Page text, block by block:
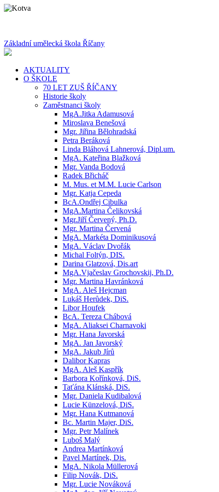
Základní umělecká škola Říčany
AKTUALITY
O ŠKOLE
70 LET ZUŠ ŘÍČANY
Historie školy
Zaměstnanci školy
MgA.Jitka Adamusová
Miroslava Benešová
Mgr. Jiřina Bělohradská
Petra Beráková
Linda Bláhová Lahnerová, Dipl.um.
MgA. Kateřina Blažková
Mgr. Vanda Bodová
Radek Břicháč
M. Mus. et M.M. Lucie Carlson
Mgr. Katja Cepeda
BcA.Ondřej Cibulka
MgA.Martina Čelikovská
Mgr.Jiří Červený, Ph.D.
Mgr. Martina Červená
MgA. Markéta Dominikusová
MgA. Václav Dvořák
Michal Foltýn, DIS.
Darina Glatzová, Dis.art
MgA.Vjačeslav Grochovskij, Ph.D.
Mgr. Martina Havránková
MgA. Aleš Hejcman
Lukáš Herůdek, DiS.
Libor Houfek
BcA. Tereza Chábová
MgA. Aliaksei Charnavoki
Mgr. Hana Javorská
MgA. Jan Javorský
MgA. Jakub Jírů
Dalibor Kapras
MgA. Aleš Kaspřík
Barbora Kořínková, DiS.
Taťána Klánská, DiS.
Mgr. Daniela Kudibalová
Lucie Künzelová, DiS.
Mgr. Hana Kutmanová
Bc. Martin Majer, DiS.
Mgr. Petr Malínek
Luboš Malý
Andrea Martínková
Pavel Martínek, Dis.
MgA. Nikola Müllerová
Filip Novák, DiS.
Mgr. Lucie Nováková